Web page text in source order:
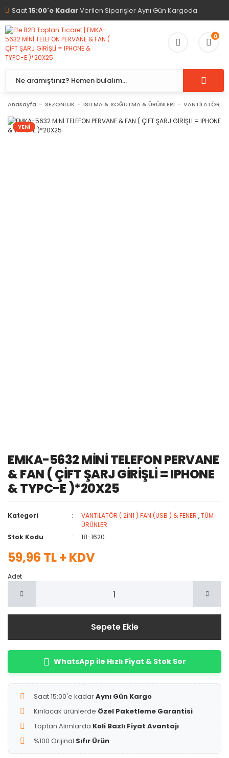
Saat15:00'e KadarVerilen Siparişler Aynı Gün Kargoda.
0
Anasayfa SEZONLUK ISITMA & SOĞUTMA & ÜRÜNLERİ VANTİLATÖR (
YENİ
EMKA-5632 MİNİ TELEFON PERVANE
& FAN ( ÇİFT ŞARJ GİRİŞLİ = IPHONE
& TYPC-E )*20X25
Kategori VANTİLATÖR ( 2İN1 ) FAN (USB ) & FENER ,TÜM
ÜRÜNLER
Stok Kodu
18-1620
59,96 TL + KDV
Adet
Sepete Ekle
WhatsApp ile Hızlı Fiyat & Stok Sor
Saat 15:00'e kadarAynı Gün Kargo
Kırılacak ürünlerde Özel Paketleme Garantisi
Toptan Alımlarda Koli Bazlı Fiyat Avantajı
%100 Orijinal Sıfır Ürün